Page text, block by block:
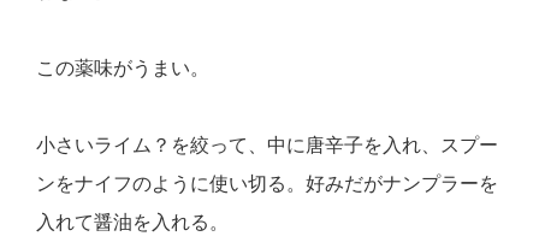
この薬味がうまい。
小さいライム？を絞って、中に唐辛子を入れ、スプー
ンをナイフのように使い切る。好みだがナンプラーを
入れて醤油を入れる。